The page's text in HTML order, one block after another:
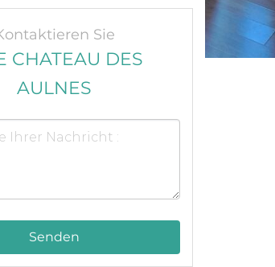
Sie
CHATEAU DES
AULNES
Senden